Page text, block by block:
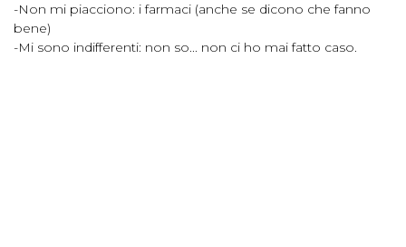
-Non mi piacciono: i farmaci (anche se dicono che fanno
bene)
-Mi sono indifferenti: non so... non ci ho mai fatto caso.